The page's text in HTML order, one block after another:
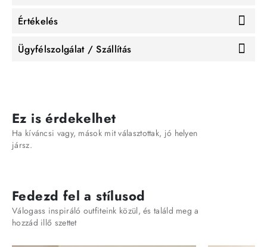
Értékelés
Ügyfélszolgálat / Szállítás
Ez is érdekelhet
Ha kíváncsi vagy, mások mit választottak, jó helyen
jársz.
Fedezd fel a stílusod
Válogass inspiráló outfiteink közül, és találd meg a
hozzád illő szettet